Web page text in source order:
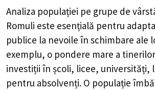
Analiza populației pe grupe de
Romuli este esențială pentru
publice la nevoile în schimbare ale
exemplu, o pondere mare a
investiții în școli, licee, universități,
pentru absolvenți. O populație